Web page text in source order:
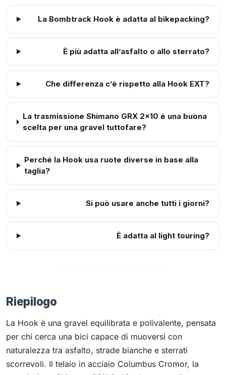
La Bombtrack Hook è adatta al bikepacking?
È più adatta all’asfalto o allo sterrato?
Che differenza c’è rispetto alla Hook EXT?
La trasmissione Shimano GRX 2x10 è una buona
scelta per una gravel tuttofare?
Perché la Hook usa ruote diverse in base alla
taglia?
Si può usare anche tutti i giorni?
È adatta al light touring?
Riepilogo
La Hook è una gravel equilibrata e polivalente, pensata
per chi cerca una bici capace di muoversi con
naturalezza tra asfalto, strade bianche e sterrati
scorrevoli. Il telaio in acciaio Columbus Cromor, la